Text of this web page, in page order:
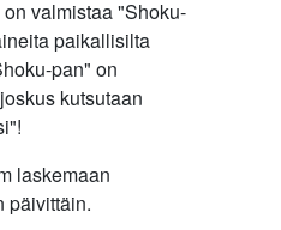
valmistaa "Shoku-
paikallisilta
pan" on
kutsutaan
laskemaan
päivittäin.